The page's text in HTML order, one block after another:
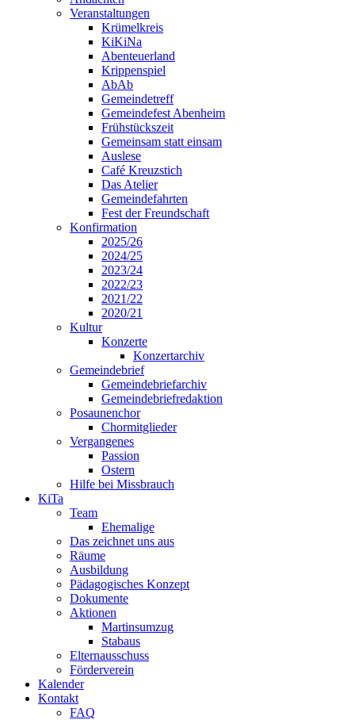
Veranstaltungen
Krümelkreis
KiKiNa
Abenteuerland
Krippenspiel
AbAb
Gemeindetreff
Gemeindefest Abenheim
Frühstückszeit
Gemeinsam statt einsam
Auslese
Café Kreuzstich
Das Atelier
Gemeindefahrten
Fest der Freundschaft
Konfirmation
2025/26
2024/25
2023/24
2022/23
2021/22
2020/21
Kultur
Konzerte
Konzertarchiv
Gemeindebrief
Gemeindebriefarchiv
Gemeindebriefredaktion
Posaunenchor
Chormitglieder
Vergangenes
Passion
Ostern
Hilfe bei Missbrauch
KiTa
Team
Ehemalige
Das zeichnet uns aus
Räume
Ausbildung
Pädagogisches Konzept
Dokumente
Aktionen
Martinsumzug
Stabaus
Elternausschuss
Förderverein
Kalender
Kontakt
FAQ